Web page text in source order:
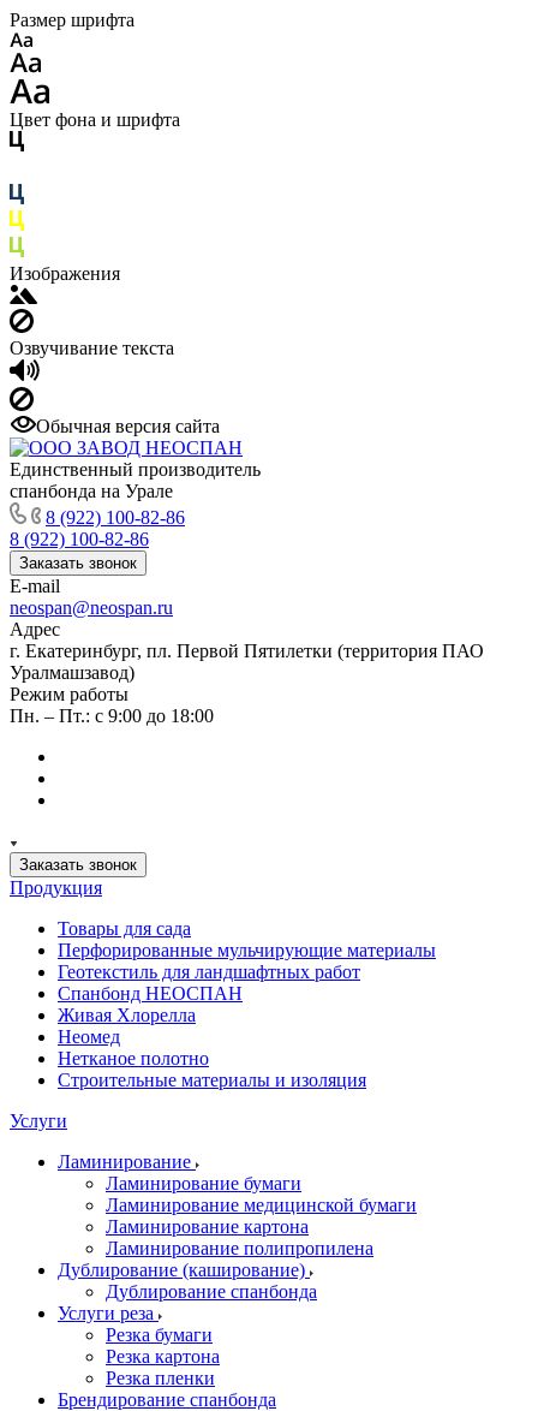
Размер шрифта
Цвет фона и шрифта
Изображения
Озвучивание текста
Обычная версия сайта
Единственный производитель
спанбонда на Урале
8 (922) 100-82-86
8 (922) 100-82-86
Заказать звонок
E-mail
neospan@neospan.ru
Адрес
г. Екатеринбург, пл. Первой Пятилетки (территория ПАО
Уралмашзавод)
Режим работы
Пн. – Пт.: с 9:00 до 18:00
Заказать звонок
Продукция
Товары для сада
Перфорированные мульчирующие материалы
Геотекстиль для ландшафтных работ
Спанбонд НЕОСПАН
Живая Хлорелла
Нeомед
Нетканое полотно
Строительные материалы и изоляция
Услуги
Ламинирование
Ламинирование бумаги
Ламинирование медицинской бумаги
Ламинирование картона
Ламинирование полипропилена
Дублирование (каширование)
Дублирование спанбонда
Услуги реза
Резка бумаги
Резка картона
Резка пленки
Брендирование спанбонда